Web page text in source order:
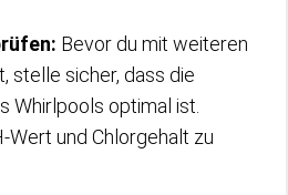
Bevor du mit weiteren
stelle sicher, dass die
Whirlpools optimal ist.
Wert und Chlorgehalt zu